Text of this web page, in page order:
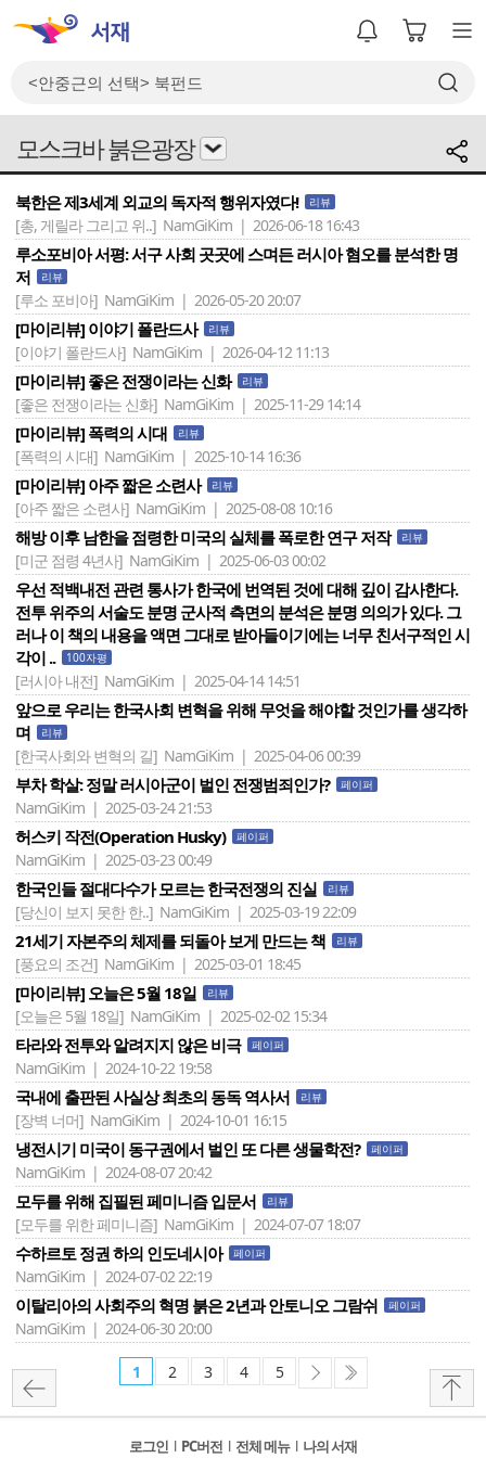
모스크바 붉은광장
북한은 제3세계 외교의 독자적 행위자였다! 리뷰
[총, 게릴라 그리고 위..] NamGiKim | 2026-06-18 16:43
루소포비아 서평: 서구 사회 곳곳에 스며든 러시아 혐오를 분석한 명
저
리뷰
[루소 포비아] NamGiKim | 2026-05-20 20:07
[마이리뷰] 이야기 폴란드사 리뷰
[이야기 폴란드사] NamGiKim | 2026-04-12 11:13
[마이리뷰] 좋은 전쟁이라는 신화 리뷰
[좋은 전쟁이라는 신화] NamGiKim | 2025-11-29 14:14
[마이리뷰] 폭력의 시대 리뷰
[폭력의 시대] NamGiKim | 2025-10-14 16:36
[마이리뷰] 아주 짧은 소련사 리뷰
[아주 짧은 소련사] NamGiKim | 2025-08-08 10:16
해방 이후 남한을 점령한 미국의 실체를 폭로한 연구 저작 리뷰
[미군 점령 4년사] NamGiKim | 2025-06-03 00:02
우선 적백내전 관련 통사가 한국에 번역된 것에 대해 깊이 감사한다.
전투 위주의 서술도 분명 군사적 측면의 분석은 분명 의의가 있다. 그
러나 이 책의 내용을 액면 그대로 받아들이기에는 너무 친서구적인 시
각이 ..
100자평
[러시아 내전] NamGiKim | 2025-04-14 14:51
앞으로 우리는 한국사회 변혁을 위해 무엇을 해야할 것인가를 생각하
며
리뷰
[한국사회와 변혁의 길] NamGiKim | 2025-04-06 00:39
부차 학살: 정말 러시아군이 벌인 전쟁범죄인가? 페이퍼
NamGiKim | 2025-03-24 21:53
허스키 작전(Operation Husky) 페이퍼
NamGiKim | 2025-03-23 00:49
한국인들 절대다수가 모르는 한국전쟁의 진실 리뷰
[당신이 보지 못한 한..] NamGiKim | 2025-03-19 22:09
21세기 자본주의 체제를 되돌아 보게 만드는 책 리뷰
[풍요의 조건] NamGiKim | 2025-03-01 18:45
[마이리뷰] 오늘은 5월 18일 리뷰
[오늘은 5월 18일] NamGiKim | 2025-02-02 15:34
타라와 전투와 알려지지 않은 비극 페이퍼
NamGiKim | 2024-10-22 19:58
국내에 출판된 사실상 최초의 동독 역사서 리뷰
[장벽 너머] NamGiKim | 2024-10-01 16:15
냉전시기 미국이 동구권에서 벌인 또 다른 생물학전? 페이퍼
NamGiKim | 2024-08-07 20:42
모두를 위해 집필된 페미니즘 입문서 리뷰
[모두를 위한 페미니즘] NamGiKim | 2024-07-07 18:07
수하르토 정권 하의 인도네시아 페이퍼
NamGiKim | 2024-07-02 22:19
이탈리아의 사회주의 혁명 붉은 2년과 안토니오 그람쉬 페이퍼
NamGiKim | 2024-06-30 20:00
1 2 3 4 5
로그인 l PC버전 l 전체 메뉴 l 나의 서재